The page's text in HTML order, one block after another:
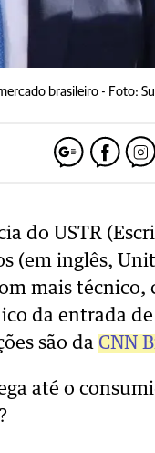
brasileiro - Foto:
do USTR
(em inglês,
mais técnico,
da entrada
são da CNN
até o